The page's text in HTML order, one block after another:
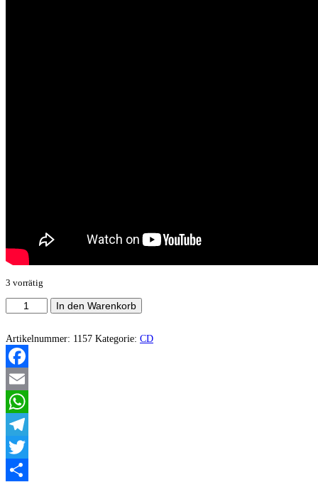
3 vorrätig
-
Menge
In den Warenkorb
Artikelnummer: 1157 Kategorie: CD
Facebook
Email
WhatsApp
Telegram
Twitter